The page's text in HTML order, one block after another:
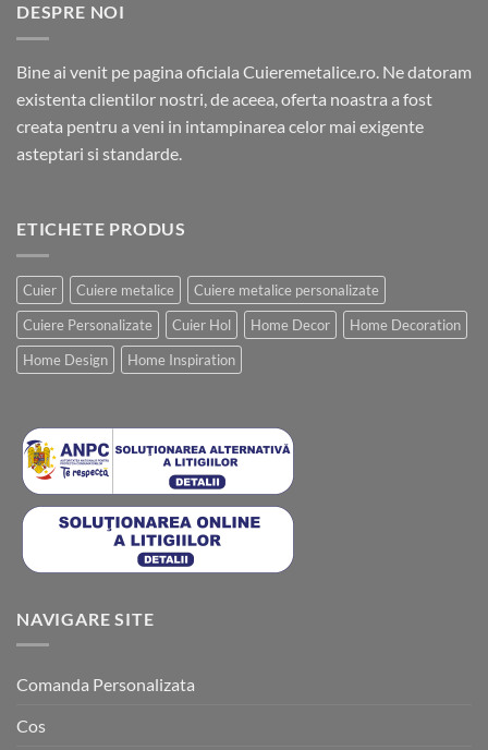
DESPRE NOI
Bine ai venit pe pagina oficiala Cuieremetalice.ro. Ne datoram
existenta clientilor nostri, de aceea, oferta noastra a fost
creata pentru a veni in intampinarea celor mai exigente
asteptari si standarde.
ETICHETE PRODUS
Cuier Cuiere metalice
Cuiere metalice personalizate
Cuiere Personalizate
Cuier Hol Home Decor
Home Decoration
Home Design
Home Inspiration
NAVIGARE SITE
Comanda Personalizata
Cos